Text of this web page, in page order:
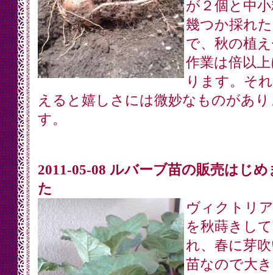
が２個と中
幾つか採れ
で、秋の植
作業は倍以
ります。そ
えると嬉しさには微妙なものがあり
す。
2011-05-08 ルバーブ苗の販売はじめ
た
ヴィクトリ
を秋蒔きし
れ、春に芽
苗なので大